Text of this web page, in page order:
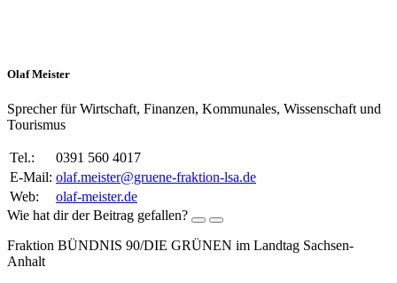
Olaf Meister
Sprecher für Wirtschaft, Finanzen, Kommunales, Wissenschaft und
Tourismus
Tel.:
0391 560 4017
E-Mail: olaf.meister@gruene-fraktion-lsa.de
Web:
olaf-meister.de
Wie hat dir der Beitrag gefallen?
Fraktion BÜNDNIS 90/DIE GRÜNEN im Landtag Sachsen-
Anhalt